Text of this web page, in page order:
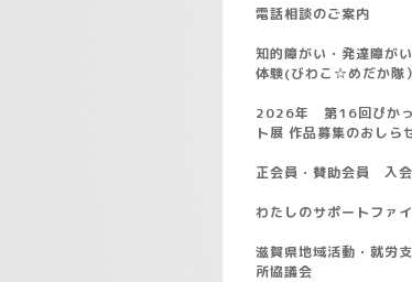
電話相談のご案内
知的障がい・発達障が
体験(びわこ☆めだか隊）
2026年 第16回ぴか
ト展 作品募集のおしら
正会員・賛助会員 入
わたしのサポートファ
滋賀県地域活動・就労
所協議会